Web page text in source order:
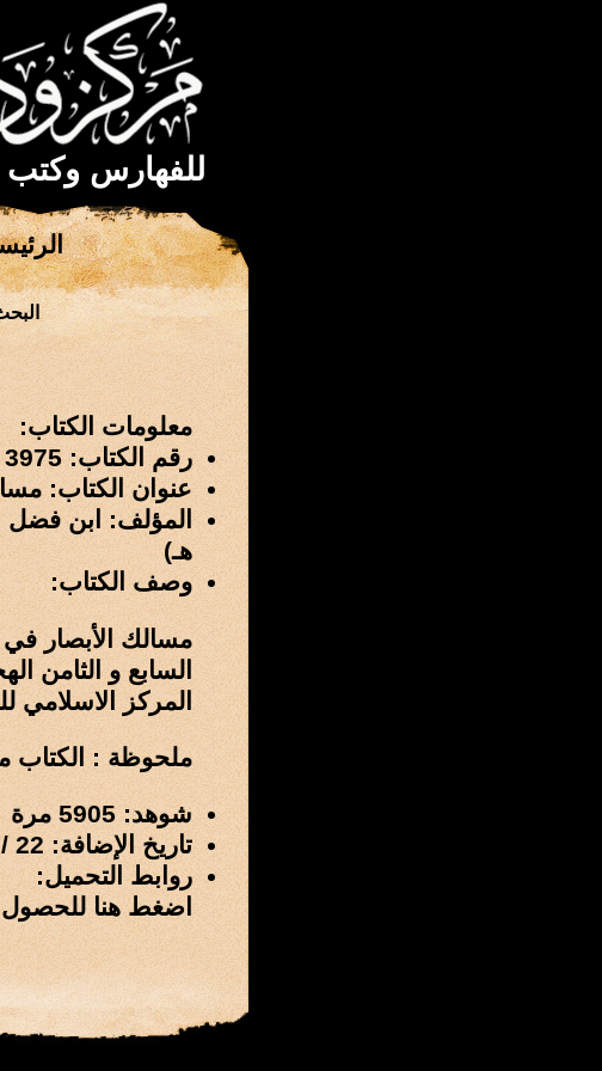
للفهارس وكتب
معلومات الكتاب:
رقم الكتاب: 3975
عنوان الكتاب:
هـ)
وصف الكتاب:
مسالك الأبصار
السابع و الثامن
المركز الاسلامي للبحوث -
ملحوظة : الكتاب
شوهد: 5905 مرة
تاريخ الإضافة: 22 / شوال / 1437 هـ الموافق 27 / يوليو / 2016 م
روابط التحميل:
اضغط هنا